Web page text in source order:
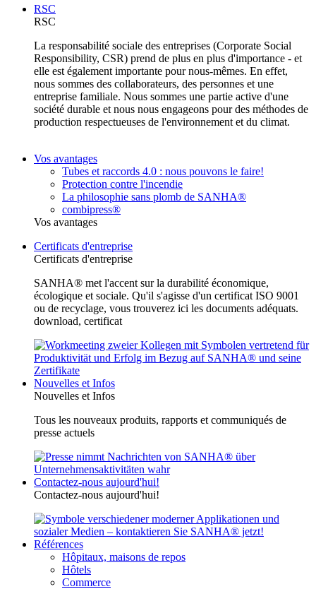
RSC
RSC
La responsabilité sociale des entreprises (Corporate Social
Responsibility, CSR) prend de plus en plus d'importance - et
elle est également importante pour nous-mêmes. En effet,
nous sommes des collaborateurs, des personnes et une
entreprise familiale. Nous sommes une partie active d'une
société durable et nous nous engageons pour des méthodes de
production respectueuses de l'environnement et du climat.
Vos avantages
Tubes et raccords 4.0 : nous pouvons le faire!
Protection contre l'incendie
La philosophie sans plomb de SANHA®
combipress®
Vos avantages
Certificats d'entreprise
Certificats d'entreprise
SANHA® met l'accent sur la durabilité économique,
écologique et sociale. Qu'il s'agisse d'un certificat ISO 9001
ou de recyclage, vous trouverez ici les documents adéquats.
download, certificat
Nouvelles et Infos
Nouvelles et Infos
Tous les nouveaux produits, rapports et communiqués de
presse actuels
Contactez-nous aujourd'hui!
Contactez-nous aujourd'hui!
Références
Hôpitaux, maisons de repos
Hôtels
Commerce